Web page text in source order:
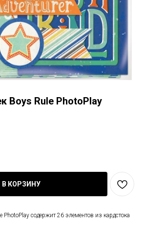
Boys Rule PhotoPlay
В КОРЗИНУ
PhotoPlay содержит 26 элементов из кардстока